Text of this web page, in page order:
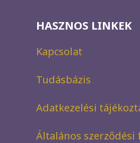
HASZNOS LINKEK
Kapcsolat
Tudásbázis
Adatkezelési
Általános szerződési